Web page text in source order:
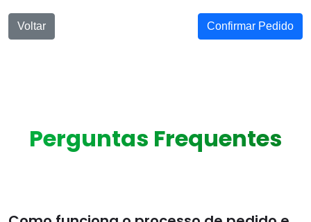
Voltar Confirmar Pedido
Perguntas Frequentes